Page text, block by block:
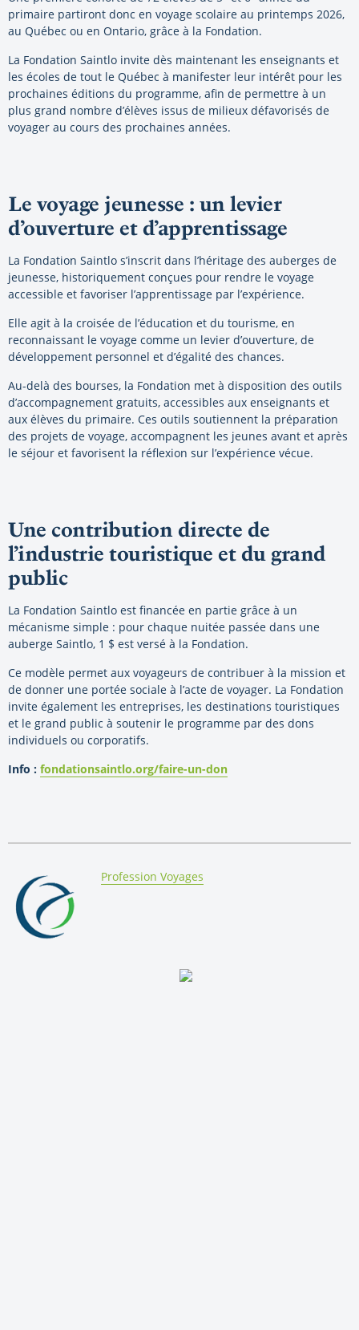
primaire partiront donc en voyage scolaire au printemps 2026,
au Québec ou en Ontario, grâce à la Fondation.
La Fondation Saintlo invite dès maintenant les enseignants et
les écoles de tout le Québec à manifester leur intérêt pour les
prochaines éditions du programme, afin de permettre à un
plus grand nombre d’élèves issus de milieux défavorisés de
voyager au cours des prochaines années.
Le voyage jeunesse : un levier
d’ouverture et d’apprentissage
La Fondation Saintlo s’inscrit dans l’héritage des auberges de
jeunesse, historiquement conçues pour rendre le voyage
accessible et favoriser l’apprentissage par l’expérience.
Elle agit à la croisée de l’éducation et du tourisme, en
reconnaissant le voyage comme un levier d’ouverture, de
développement personnel et d’égalité des chances.
Au-delà des bourses, la Fondation met à disposition des outils
d’accompagnement gratuits, accessibles aux enseignants et
aux élèves du primaire. Ces outils soutiennent la préparation
des projets de voyage, accompagnent les jeunes avant et après
le séjour et favorisent la réflexion sur l’expérience vécue.
Une contribution directe de
l’industrie touristique et du grand
public
La Fondation Saintlo est financée en partie grâce à un
mécanisme simple : pour chaque nuitée passée dans une
auberge Saintlo, 1 $ est versé à la Fondation.
Ce modèle permet aux voyageurs de contribuer à la mission et
de donner une portée sociale à l’acte de voyager. La Fondation
invite également les entreprises, les destinations touristiques
et le grand public à soutenir le programme par des dons
individuels ou corporatifs.
Info : fondationsaintlo.org/faire-un-don
By:
Profession Voyages